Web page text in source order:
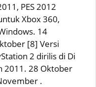
PES 2012
Xbox 360,
14
[8] Versi
2 dirilis di Di
2011. 28 Oktober
.